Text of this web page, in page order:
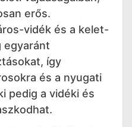
erős.
vidék és a kelet-
egyaránt
így
és a nyugati
pedig a vidéki és